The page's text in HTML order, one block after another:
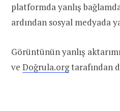
platformda yanlış
ardından sosyal medyada
Görüntünün yanlış
ve Doğrula.orgtarafından